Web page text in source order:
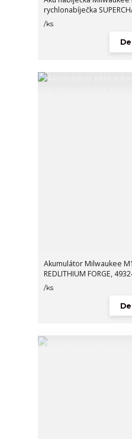
rychlonabíječka
/ks
Akumulátor Milwaukee
REDLITHIUM FORGE,
/ks